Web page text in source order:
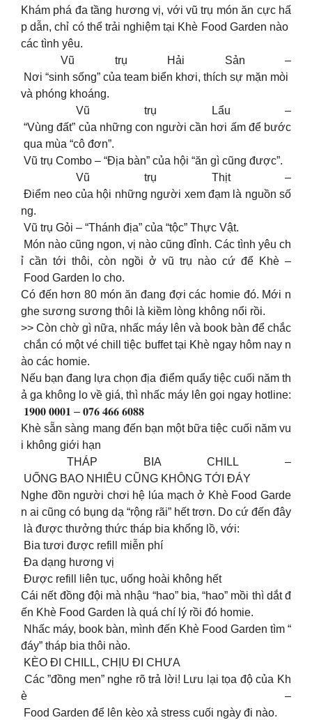
Khám phá đa tầng hương vị, với vũ trụ món ăn cực hấ
p dẫn, chỉ có thể trải nghiệm tại Khè Food Garden nào
các tình yêu.
Vũ trụ Hải Sản –
Nơi “sinh sống” của team biển khơi, thích sự mặn mòi
và phóng khoáng.
Vũ trụ Lẩu –
“Vùng đất” của những con người cần hơi ấm để bước
qua mùa “cô đơn”.
Vũ trụ Combo – “Địa bàn” của hội “ăn gì cũng được”.
Vũ trụ Thịt –
Điểm neo của hội những người xem đạm là nguồn số
ng.
Vũ trụ Gỏi – “Thánh địa” của “tộc” Thực Vật.
Món nào cũng ngon, vị nào cũng đỉnh. Các tình yêu ch
ỉ cần tới thôi, còn ngồi ở vũ trụ nào cứ để Khè –
Food Garden lo cho.
Có đến hơn 80 món ăn đang đợi các homie đó. Mới n
ghe sương sương thôi là kiềm lòng không nổi rồi.
>> Còn chờ gì nữa, nhấc máy lên và book bàn để chắc
chắn có một vé chill tiệc buffet tại Khè ngay hôm nay n
ào các homie.
Nếu bạn đang lựa chọn địa điểm quẩy tiệc cuối năm th
ả ga không lo về giá, thì nhấc máy lên gọi ngay hotline:
𝟏𝟗𝟎𝟎 𝟎𝟎𝟎𝟏 – 𝟎𝟕𝟔 𝟒𝟔𝟔 𝟔𝟎𝟖𝟖
Khè sẵn sàng mang đến bạn một bữa tiệc cuối năm vu
i không giới hạn
THÁP BIA CHILL –
UỐNG BAO NHIÊU CŨNG KHÔNG TỚI ĐÁY
Nghe đồn người chơi hệ lúa mạch ở Khè Food Garde
n ai cũng có bụng dạ “rộng rãi” hết trơn. Do cứ đến đây
là được thưởng thức tháp bia khổng lồ, với:
Bia tươi được refill miễn phí
Đa dạng hương vị
Được refill liên tục, uống hoài không hết
Cái nết đồng đội mà nhậu “hao” bia, “hao” mồi thì dắt đ
ến Khè Food Garden là quá chí lý rồi đó homie.
Nhấc máy, book bàn, mình đến Khè Food Garden tìm “
đáy” tháp bia thôi nào.
KÈO ĐI CHILL, CHỊU ĐI CHƯA
Các ”đồng men” nghe rõ trả lời! Lưu lại tọa độ của Kh
è –
Food Garden để lên kèo xả stress cuối ngày đi nào.